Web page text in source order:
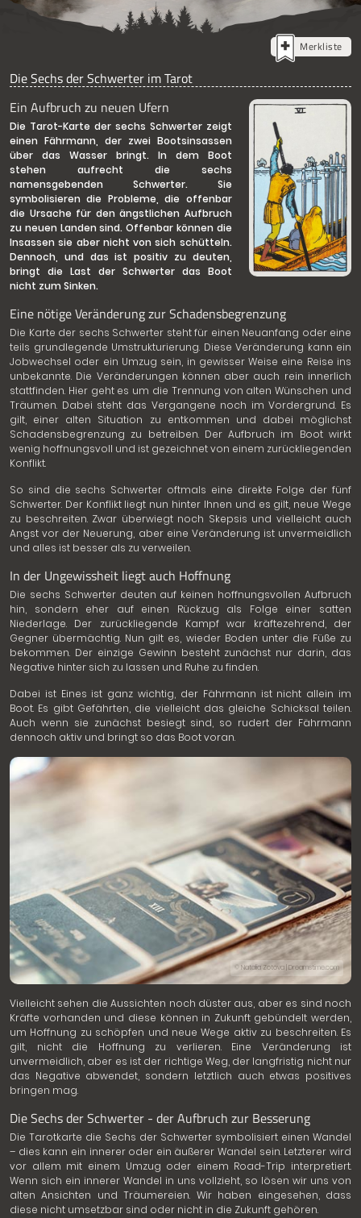
Merkliste
Die Sechs der Schwerter im Tarot
Ein Aufbruch zu neuen Ufern
Die Tarot-Karte der sechs Schwerter zeigt
einen Fährmann, der zwei Bootsinsassen
über das Wasser bringt. In dem Boot
stehen aufrecht die sechs
namensgebenden Schwerter. Sie
symbolisieren die Probleme, die offenbar
die Ursache für den ängstlichen Aufbruch
zu neuen Landen sind. Offenbar können die
Insassen sie aber nicht von sich schütteln.
Dennoch, und das ist positiv zu deuten,
bringt die Last der Schwerter das Boot
nicht zum Sinken.
Eine nötige Veränderung zur Schadensbegrenzung
Die Karte der sechs Schwerter steht für einen Neuanfang oder eine
teils grundlegende Umstrukturierung. Diese Veränderung kann ein
Jobwechsel oder ein Umzug sein, in gewisser Weise eine Reise ins
unbekannte. Die Veränderungen können aber auch rein innerlich
stattfinden. Hier geht es um die Trennung von alten Wünschen und
Träumen. Dabei steht das Vergangene noch im Vordergrund. Es
gilt, einer alten Situation zu entkommen und dabei möglichst
Schadensbegrenzung zu betreiben. Der Aufbruch im Boot wirkt
wenig hoffnungsvoll und ist gezeichnet von einem zurückliegenden
Konflikt.
So sind die sechs Schwerter oftmals eine direkte Folge der fünf
Schwerter. Der Konflikt liegt nun hinter Ihnen und es gilt, neue Wege
zu beschreiten. Zwar überwiegt noch Skepsis und vielleicht auch
Angst vor der Neuerung, aber eine Veränderung ist unvermeidlich
und alles ist besser als zu verweilen.
In der Ungewissheit liegt auch Hoffnung
Die sechs Schwerter deuten auf keinen hoffnungsvollen Aufbruch
hin, sondern eher auf einen Rückzug als Folge einer satten
Niederlage. Der zurückliegende Kampf war kräftezehrend, der
Gegner übermächtig. Nun gilt es, wieder Boden unter die Füße zu
bekommen. Der einzige Gewinn besteht zunächst nur darin, das
Negative hinter sich zu lassen und Ruhe zu finden.
Dabei ist Eines ist ganz wichtig, der Fährmann ist nicht allein im
Boot. Es gibt Gefährten, die vielleicht das gleiche Schicksal teilen.
Auch wenn sie zunächst besiegt sind, so rudert der Fährmann
dennoch aktiv und bringt so das Boot voran.
© Natalia Zotova | Dreamstime.com
Vielleicht sehen die Aussichten noch düster aus, aber es sind noch
Kräfte vorhanden und diese können in Zukunft gebündelt werden,
um Hoffnung zu schöpfen und neue Wege aktiv zu beschreiten. Es
gilt, nicht die Hoffnung zu verlieren. Eine Veränderung ist
unvermeidlich, aber es ist der richtige Weg, der langfristig nicht nur
das Negative abwendet, sondern letztlich auch etwas positives
bringen mag.
Die Sechs der Schwerter - der Aufbruch zur Besserung
Die Tarotkarte die Sechs der Schwerter symbolisiert einen Wandel
– dies kann ein innerer oder ein äußerer Wandel sein. Letzterer wird
vor allem mit einem Umzug oder einem Road-Trip interpretiert.
Wenn sich ein innerer Wandel in uns vollzieht, so lösen wir uns von
alten Ansichten und Träumereien. Wir haben eingesehen, dass
diese nicht umsetzbar sind oder nicht in die Zukunft gehören.